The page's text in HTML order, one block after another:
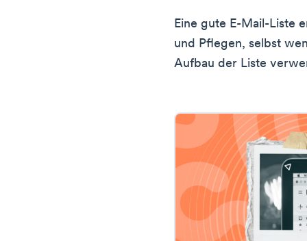
Eine gute E-Mail-Liste
und Pflegen, selbst
Aufbau der Liste